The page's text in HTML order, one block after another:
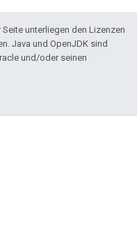
unterliegen den Lizenzen
Java und OpenJDK sind
und/oder seinen